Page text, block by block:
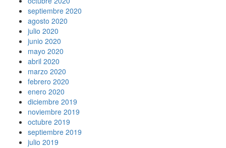
septiembre 2020
agosto 2020
julio 2020
junio 2020
mayo 2020
abril 2020
marzo 2020
febrero 2020
enero 2020
diciembre 2019
noviembre 2019
octubre 2019
septiembre 2019
julio 2019